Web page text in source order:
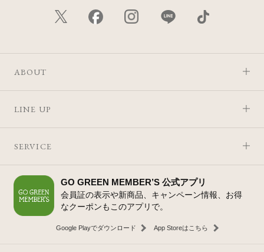
ABOUT
LINE UP
SERVICE
GO GREEN MEMBER’S 公式アプリ
会員証の表示や新商品、キャンペーン情報、お得
なクーポンもこのアプリで。
Google Playでダウンロード App Storeはこちら